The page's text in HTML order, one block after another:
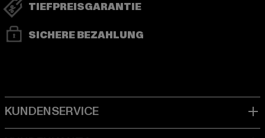
TIEFPREISGARANTIE
SICHERE BEZAHLUNG